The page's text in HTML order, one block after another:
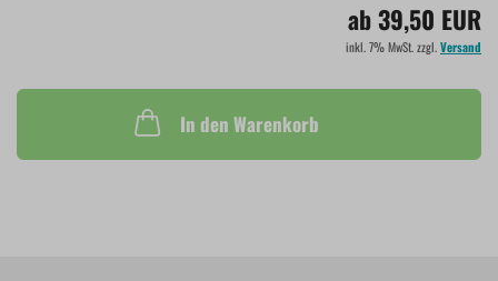
ab 39,50 EUR
inkl. 7% MwSt. zzgl.Versand
In den Warenkorb